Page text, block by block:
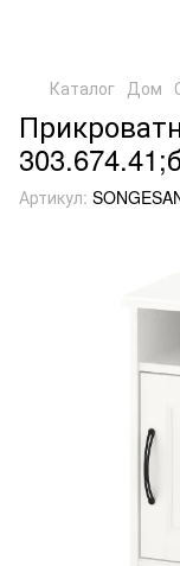
Каталог Дом
Артикул: